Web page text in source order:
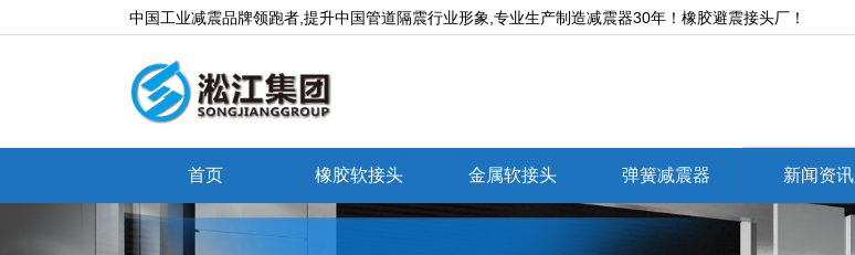
中国工业减震品牌领跑者,提升中国管道隔震行业形象,专业生产制造减震器30年！橡胶避震接头厂！
首页 橡胶软接头 金属软接头 弹簧减震器 新闻资讯